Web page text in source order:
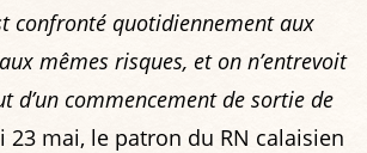
confronté quotidiennement aux
mêmes risques, et on n’entrevoit
d’un commencement de sortie de
23 mai, le patron du RN calaisien